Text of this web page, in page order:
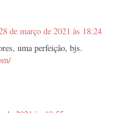
de março de 2021 às 18:24
uma perfeição, bjs.